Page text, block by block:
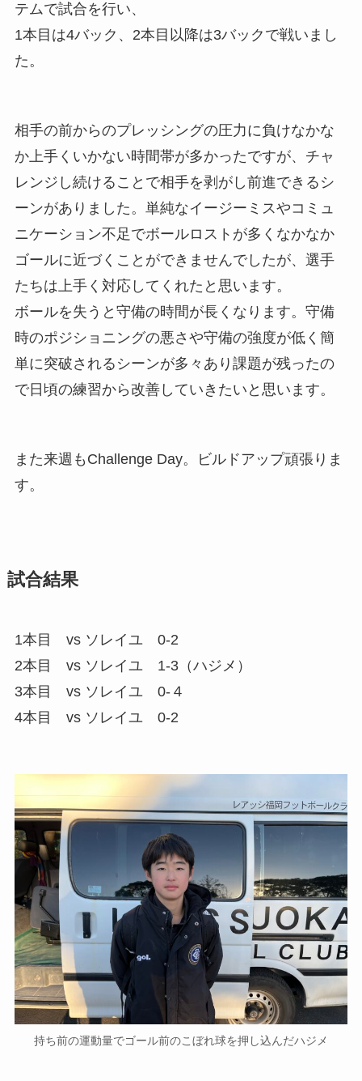
テムで試合を行い、
1本目は4バック、2本目以降は3バックで戦いまし
た。
相手の前からのプレッシングの圧力に負けなかな
か上手くいかない時間帯が多かったですが、チャ
レンジし続けることで相手を剥がし前進できるシ
ーンがありました。単純なイージーミスやコミュ
ニケーション不足でボールロストが多くなかなか
ゴールに近づくことができませんでしたが、選手
たちは上手く対応してくれたと思います。
ボールを失うと守備の時間が長くなります。守備
時のポジショニングの悪さや守備の強度が低く簡
単に突破されるシーンが多々あり課題が残ったの
で日頃の練習から改善していきたいと思います。
また来週もChallenge Day。ビルドアップ頑張りま
す。
試合結果
1本目 vs ソレイユ 0-2
2本目 vs ソレイユ 1-3（ハジメ）
3本目 vs ソレイユ 0-４
4本目 vs ソレイユ 0-2
持ち前の運動量でゴール前のこぼれ球を押し込んだハジメ